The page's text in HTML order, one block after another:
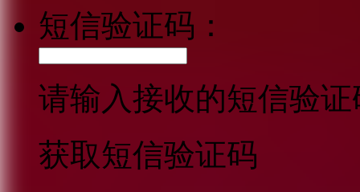
短信验证码：
请输入接收的短信验证
获取短信验证码